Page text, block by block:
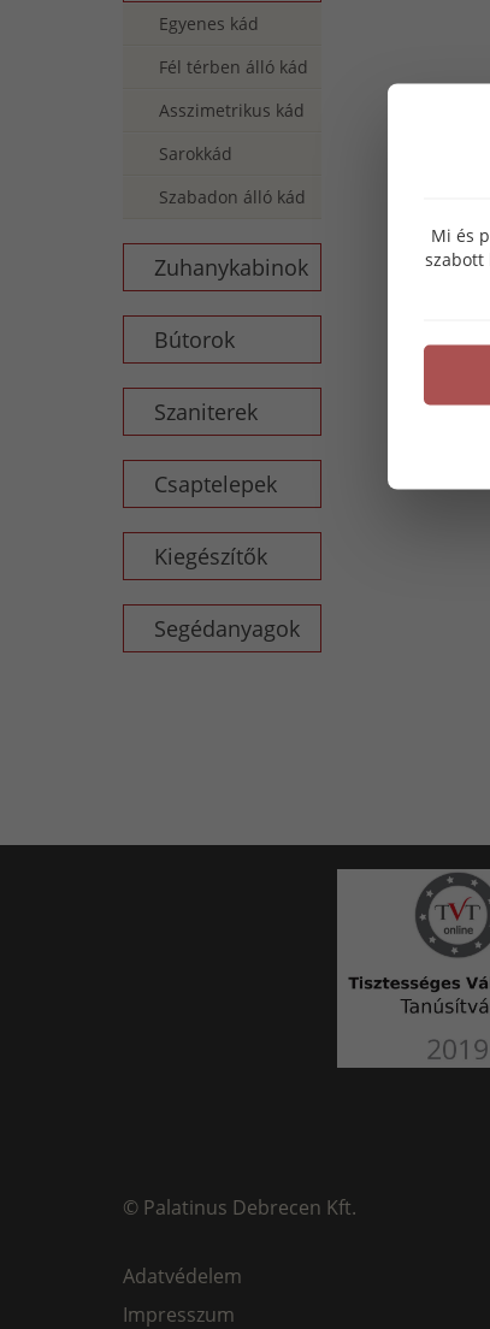
Egyenes kád
Fél térben álló kád
Asszimetrikus kád
Sarokkád
Szabadon álló kád
Zuhanykabinok
Bútorok
Szaniterek
Csaptelepek
Kiegészítők
Segédanyagok
© Palatinus Debrecen Kft.
Adatvédelem
Impresszum
Mi és
szabott